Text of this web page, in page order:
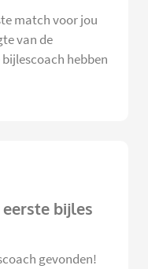
match voor jou
van de
hebben
bijles
gevonden!